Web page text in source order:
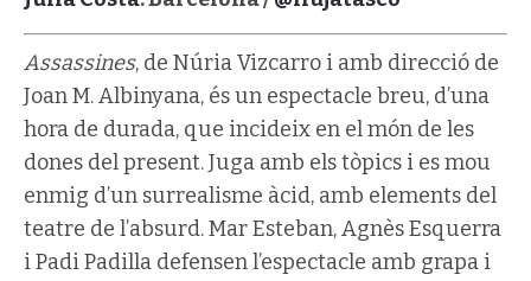
Assassines, de Núria Vizcarro i amb direcció de
Joan M. Albinyana, és un espectacle breu, d’una
hora de durada, que incideix en el món de les
dones del present. Juga amb els tòpics i es mou
enmig d’un surrealisme àcid, amb elements del
teatre de l’absurd. Mar Esteban, Agnès Esquerra
i Padi Padilla defensen l’espectacle amb grapa i